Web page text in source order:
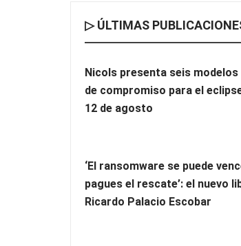
▷ ÚLTIMAS
Nicols presenta seis modelos
de compromiso para el
12 de agosto
‘El ransomware se puede
pagues el rescate’: el nuevo
Ricardo Palacio Escobar